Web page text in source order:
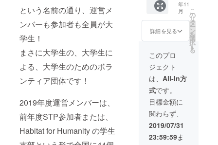
という名前の通り、運営メ
ンバーも参加者も全員が大
学生！
まさに大学生の、大学生に
よる、大学生のためのボラ
ンティア団体です！
2019年度運営メンバーは、
前年度STP参加者または、
Habitat for Humanity の学生
動報告
DVDを
リター
ンでお
届けし
また、
希望者
される
方には
活動報
告書
(PDF)
メール
にてお
送り致
しま
す。
年11
月
詳細を見る
こ
の
リ
タ
ー
ン
を
選
択
す
る
このプロ
ジェクト
は、 All-In方
式です。
目標金額に
関わらず、
2019/07/31
23:59:59ま